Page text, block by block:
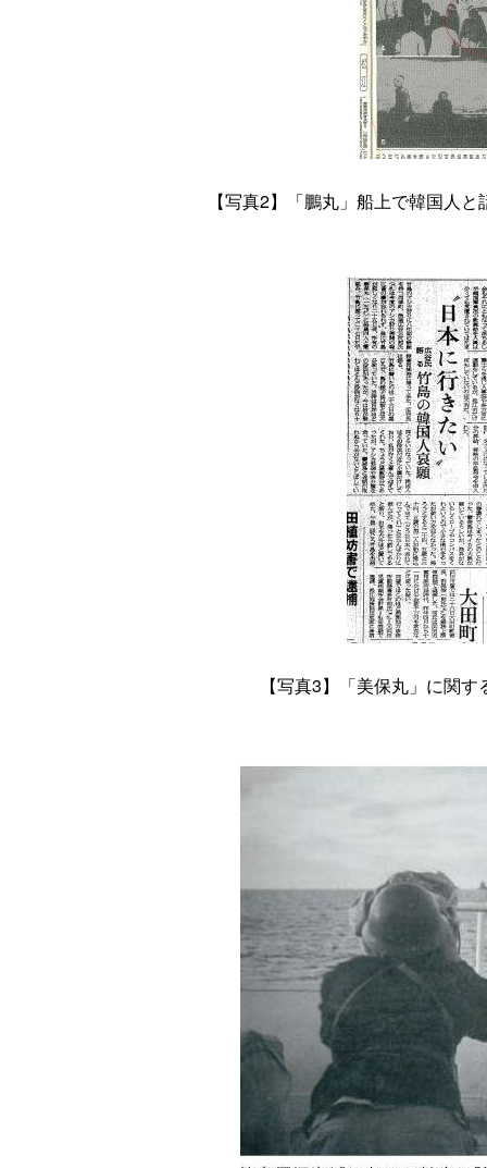
【写真2】「鵬丸」船上で韓国人
【写真3】「美保丸」に関